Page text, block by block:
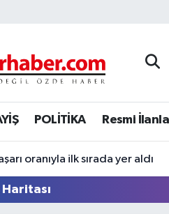
POLİTİKA Resmi
oranıyla ilk sırada yer aldı
ve Fikstür